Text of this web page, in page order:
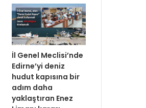
İl Genel Meclisi’nde
Edirne’yi deniz
hudut kapısına bir
adım daha
yaklaştıran Enez